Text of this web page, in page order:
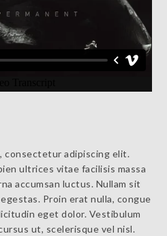
consectetur adipiscing elit.
ultrices vitae facilisis massa
accumsan luctus. Nullam sit
Proin erat nulla, congue
eget dolor. Vestibulum
ut, scelerisque vel nisl.